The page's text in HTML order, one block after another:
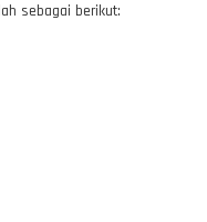
sebagai berikut: